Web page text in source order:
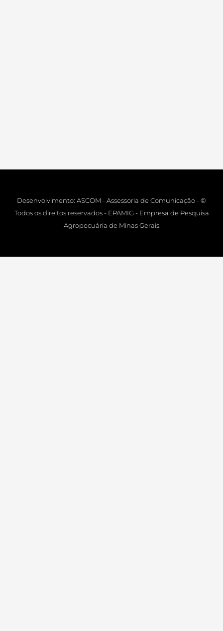
Desenvolvimento: ASCOM - Assessoria de Comunicação - ©
Todos os direitos reservados - EPAMIG - Empresa de Pesquisa
Agropecuária de Minas Gerais